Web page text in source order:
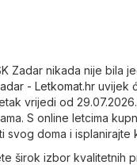
Zadar nikada nije bila
- Letkomat.hr uvijek
vrijedi od
S online letcima
svog doma i
širok izbor kvalitetnih